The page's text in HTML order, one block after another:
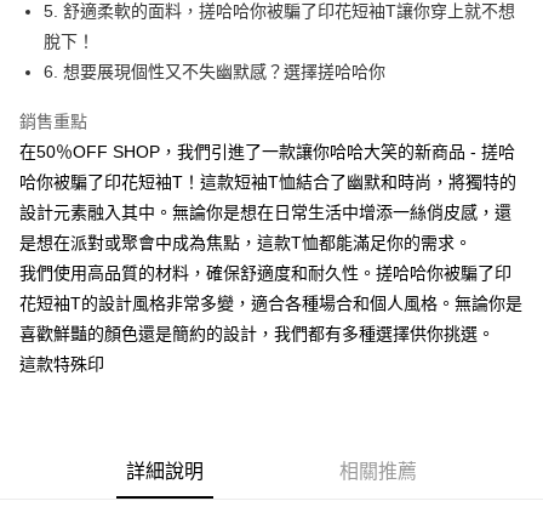
大哥付你分期
相關說明
【大哥付你分期使用說明】
2.付款方式選擇「大哥付你分期」，訂單成立後會自動跳轉到大哥付的交易
流程，驗證手機門號後，選擇欲分期的期數、繳款截止日，確認付款後即完
成交易。
3.實際核准額度、可分期數及費用金額請依後續交易確認頁面所載為準。
4.訂單成立30分鐘內，如未前往確認交易或遇審核未通過，訂單將自動取
法說明評估內容。
【繳款方式說明】
1.分期款項不併入電信帳單，「大哥付你分期」於每月結算日後寄送繳費提
醒簡訊。
2.透過簡訊連結打開帳單後，可選擇「超商條碼／台灣大直營門市／銀行轉
帳／街口支付／iPASS MONEY」等通路繳費。
買賣價金債權讓與本公司後，依約使用本公司帳單繳交帳款。
相關說明
【關於「AFTEE先享後付」】
AFTEE先享後付是「在收到商品之後才付款」的支付方式。 讓您購物簡單
便利好安心！
１．簡單：不需註冊會員、不需綁卡、不需儲值。
２．便利：只要手機號碼，簡訊認證，即可結帳。
【「AFTEE先享後付」結帳流程】
１．於結帳方式選擇「AFTEE先享後付」後，將跳轉至「AFTEE先享後付」
結帳頁面，進行簡訊認證並確認金額後，即可完成結帳。
２．訂單成立數日內，您將收到繳費通知簡訊。
後付繳納相關費用。
※ 交易是否成功請以「AFTEE先享後付 」之結帳頁面顯示為準，若有關於
運送方式
全家取貨付款
每筆NT$45
付款 後全家取貨
每筆NT$45
付款 後7-11取貨
5. 舒適柔軟的面料，搓哈哈你被騙了印花短袖T讓你穿上就不想
脫下！
6. 想要展現個性又不失幽默感？選擇搓哈哈你
銷售重點
在50％OFF SHOP，我們引進了一款讓你哈哈大笑的新商品 - 搓哈
哈你被騙了印花短袖T！這款短袖T恤結合了幽默和時尚，將獨特的
設計元素融入其中。無論你是想在日常生活中增添一絲俏皮感，還
是想在派對或聚會中成為焦點，這款T恤都能滿足你的需求。
我們使用高品質的材料，確保舒適度和耐久性。搓哈哈你被騙了印
花短袖T的設計風格非常多變，適合各種場合和個人風格。無論你是
喜歡鮮豔的顏色還是簡約的設計，我們都有多種選擇供你挑選。
這款特殊印
詳細說明 相關推薦